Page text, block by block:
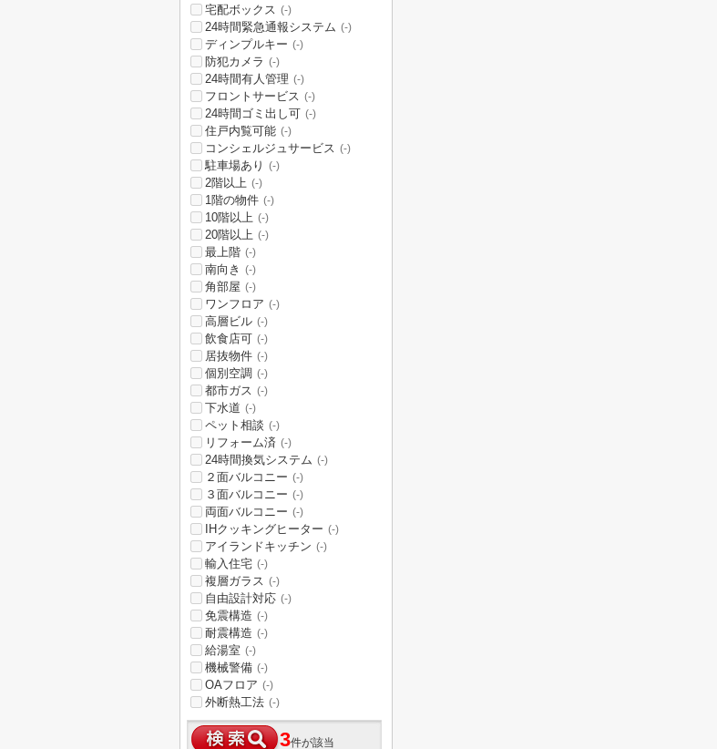
宅配ボックス (-)
24時間緊急通報システム (-)
ディンプルキー (-)
防犯カメラ (-)
24時間有人管理 (-)
フロントサービス (-)
24時間ゴミ出し可 (-)
住戸内覧可能 (-)
コンシェルジュサービス (-)
駐車場あり (-)
2階以上 (-)
1階の物件 (-)
10階以上 (-)
20階以上 (-)
最上階 (-)
南向き (-)
角部屋 (-)
ワンフロア (-)
高層ビル (-)
飲食店可 (-)
居抜物件 (-)
個別空調 (-)
都市ガス (-)
下水道 (-)
ペット相談 (-)
リフォーム済 (-)
24時間換気システム (-)
２面バルコニー (-)
３面バルコニー (-)
両面バルコニー (-)
IHクッキングヒーター (-)
アイランドキッチン (-)
輸入住宅 (-)
複層ガラス (-)
自由設計対応 (-)
免震構造 (-)
耐震構造 (-)
給湯室 (-)
機械警備 (-)
OAフロア (-)
外断熱工法 (-)
3件が該当